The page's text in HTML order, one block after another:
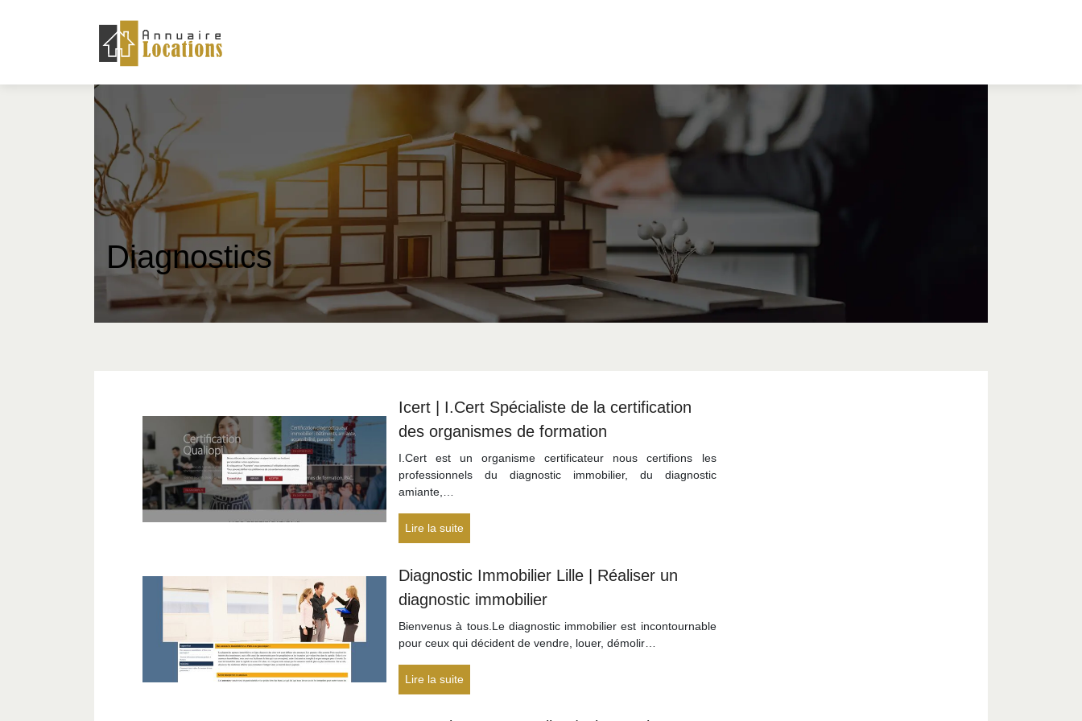
Diagnostics
Icert | I.Cert Spécialiste de la cer­tifica­tion
des organismes de formation
I.Cert est un organisme certificateur nous certifions les
professionnels du diagnostic immobilier, du diagnostic
amiante,…
Lire la suite
Diagnostic Immobilier Lille | Réaliser un
diagnostic immobilier
Bienvenus à tous.Le diagnostic immobilier est incontournable
pour ceux qui décident de vendre, louer, démolir…
Lire la suite